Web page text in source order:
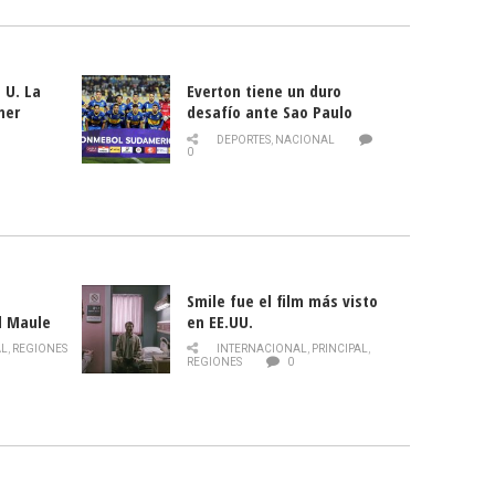
La
Everton tiene un duro
desafío ante Sao Paulo
DEPORTES, NACIONAL
0
Maule
de la
, REGIONES
Smile fue el film más visto
en EE.UU.
INTERNACIONAL, PRINCIPAL,
REGIONES
0